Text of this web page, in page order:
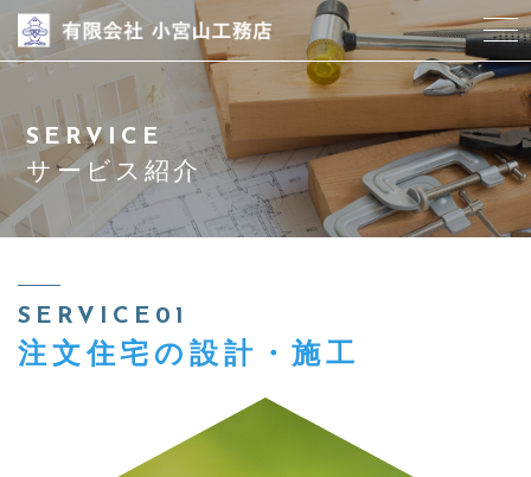
当社について
企画商品
サービス紹介
仕様書
設備
SERVICE
サービス紹介
SERVICE01
注文住宅の設計・施工